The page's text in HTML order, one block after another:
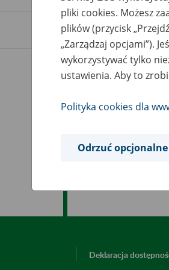
16
kwietnia
2026
W związku z
godz. 18:00
Deklaracja
pliki cookies. Możesz
plików (przycisk
„Zarządzaj opcjami”).
wykorzystywać tylko
ustawienia. Aby to
Polityka cookies dla
Odrzuć opcjonalne